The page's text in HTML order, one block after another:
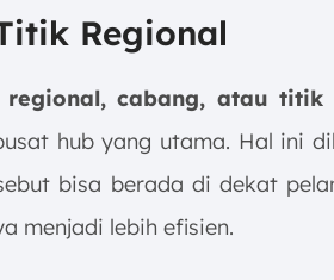
Regional
regional, cabang, atau titik
hub yang utama. Hal ini
bisa berada di dekat
menjadi lebih efisien.